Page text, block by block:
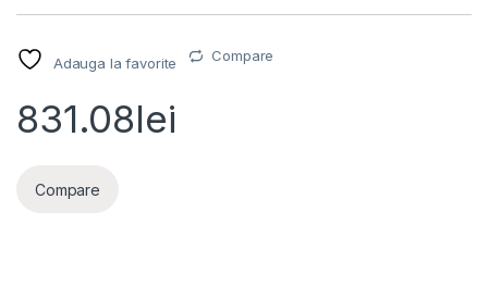
Adauga la favorite Compare
831.08lei
Compare